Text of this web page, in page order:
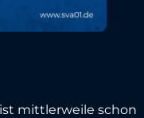
mittlerweile schon